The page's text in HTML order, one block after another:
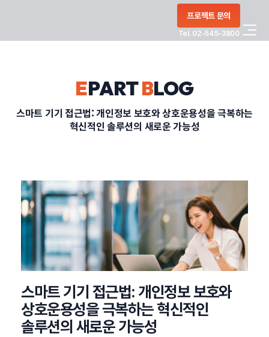
프로젝트 문의
Tel. 02-545-3800
PORTFOLIO
CONTACT
정부지원사업
EPARTBLOG
스마트 기기 접근법: 개인정보 보호와 상호운용성을 극복하는
혁신적인 솔루션의 새로운 가능성
스마트 기기 접근법: 개인정보 보호와
상호운용성을 극복하는 혁신적인
솔루션의 새로운 가능성